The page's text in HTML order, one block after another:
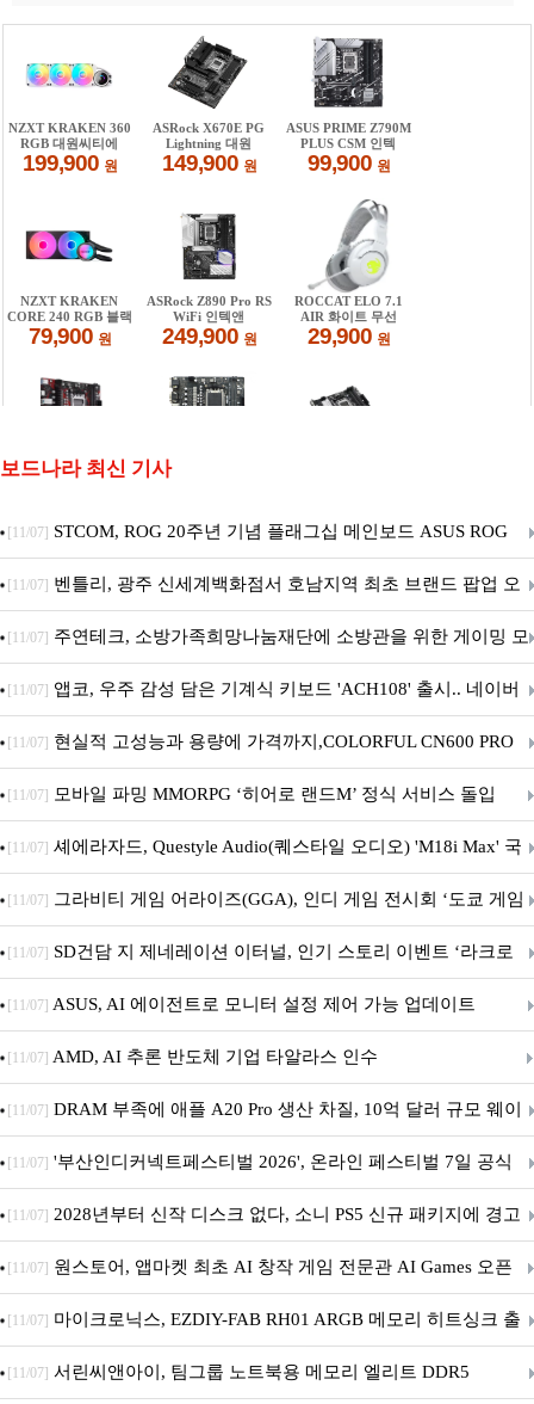
보드나라 최신 기사
[11/07] STCOM, ROG 20주년 기념 플래그십 메인보드 ASUS ROG
Crosshair X870E EDITION 20 국내 출시 예정
[11/07] 벤틀리, 광주 신세계백화점서 호남지역 최초 브랜드 팝업 오
픈
[11/07] 주연테크, 소방가족희망나눔재단에 소방관을 위한 게이밍 모
니터·스마트 펫 침대 기부
[11/07] 앱코, 우주 감성 담은 기계식 키보드 'ACH108' 출시.. 네이버
브랜드데이 기획전 진행
[11/07] 현실적 고성능과 용량에 가격까지,COLORFUL CN600 PRO
M.2 NVMe 디앤디컴 1TB
[11/07] 모바일 파밍 MMORPG ‘히어로 랜드M’ 정식 서비스 돌입
[11/07] 셰에라자드, Questyle Audio(퀘스타일 오디오) 'M18i Max' 국
내 정식 출시
[11/07] 그라비티 게임 어라이즈(GGA), 인디 게임 전시회 ‘도쿄 게임
던전 13’ 참가!
[11/07] SD건담 지 제네레이션 이터널, 인기 스토리 이벤트 ‘라크로
아의 용사’ 재개최 및 풍성한 기념 이벤트 실시!
[11/07] ASUS, AI 에이전트로 모니터 설정 제어 가능 업데이트
[11/07] AMD, AI 추론 반도체 기업 타알라스 인수
[11/07] DRAM 부족에 애플 A20 Pro 생산 차질, 10억 달러 규모 웨이
퍼 대기
[11/07] '부산인디커넥트페스티벌 2026', 온라인 페스티벌 7일 공식
개막... 22일간 진행
[11/07] 2028년부터 신작 디스크 없다, 소니 PS5 신규 패키지에 경고
문 추가
[11/07] 원스토어, 앱마켓 최초 AI 창작 게임 전문관 AI Games 오픈
[11/07] 마이크로닉스, EZDIY-FAB RH01 ARGB 메모리 히트싱크 출
시
[11/07] 서린씨앤아이, 팀그룹 노트북용 메모리 엘리트 DDR5